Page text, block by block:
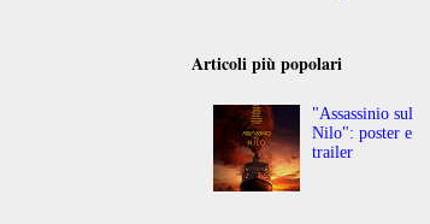
Articoli più popolari
"Assassinio sul
Nilo": poster e
trailer